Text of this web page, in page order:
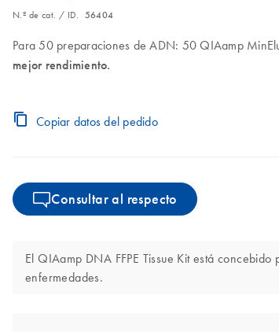
N.º de cat. / ID. 56404
Para 50 preparaciones de ADN: 50 QIAamp
mejor rendimiento.
Copiar datos del pedido
Consultar al respecto
El QIAamp DNA FFPE Tissue Kit está
enfermedades.